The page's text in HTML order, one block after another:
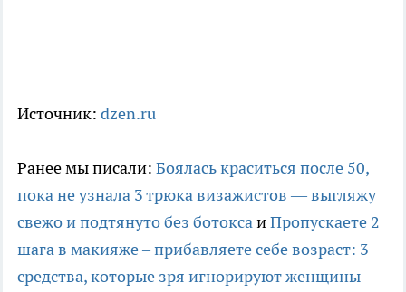
Источник: dzen.ru
Ранее мы писали: Боялась краситься после 50,
пока не узнала 3 трюка визажистов — выгляжу
свежо и подтянуто без ботоксаиПропускаете 2
шага в макияже – прибавляете себе возраст: 3
средства, которые зря игнорируют женщины